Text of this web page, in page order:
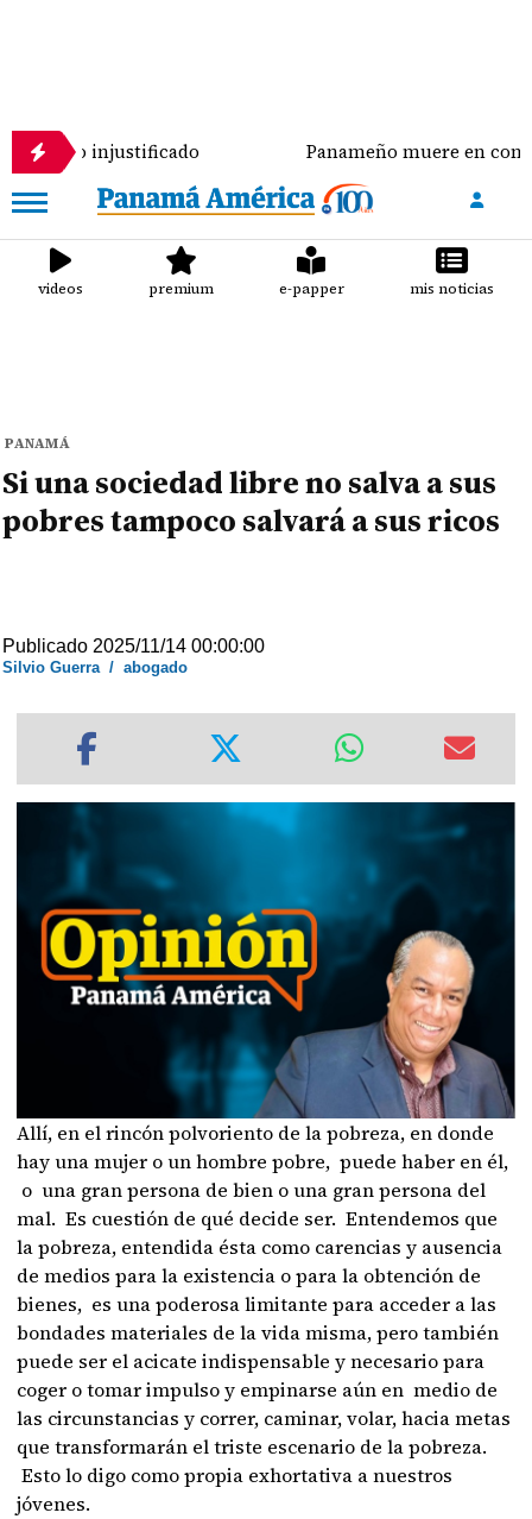
injustificado Panameño muere en combate
videos premium e-papper mis noticias
PANAMÁ
Si una sociedad libre no salva a sus
pobres tampoco salvará a sus ricos
Publicado 2025/11/14 00:00:00
Silvio Guerra/abogado
Allí, en el rincón polvoriento de la pobreza, en donde
hay una mujer o un hombre pobre, puede haber en él,
o una gran persona de bien o una gran persona del
mal. Es cuestión de qué decide ser. Entendemos que
la pobreza, entendida ésta como carencias y ausencia
de medios para la existencia o para la obtención de
bienes, es una poderosa limitante para acceder a las
bondades materiales de la vida misma, pero también
puede ser el acicate indispensable y necesario para
coger o tomar impulso y empinarse aún en medio de
las circunstancias y correr, caminar, volar, hacia metas
que transformarán el triste escenario de la pobreza.
Esto lo digo como propia exhortativa a nuestros
jóvenes.